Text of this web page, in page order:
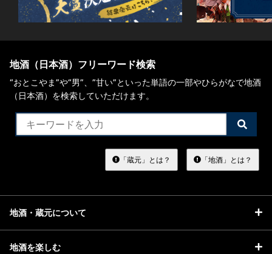
地酒（日本酒）フリーワード検索
“おとこやま”や“男”、”甘い”といった単語の一部やひらがなで地酒
（日本酒）を検索していただけます。
検
索
る
「蔵元」とは？ 「地酒」とは？
地酒・蔵元について
地酒を楽しむ